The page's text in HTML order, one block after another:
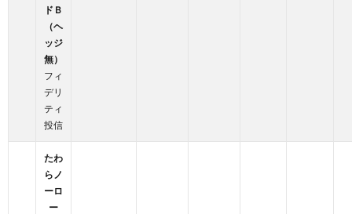
ドＢ
（ヘ
ッジ
無）
フィ
デリ
ティ
投信
たわ
らノ
ーロ
ー